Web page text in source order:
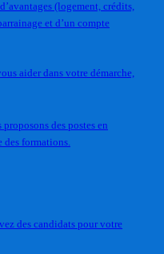
(logement, crédits,
et d’un compte
aider dans votre démarche,
des postes en
des formations.
des candidats pour votre